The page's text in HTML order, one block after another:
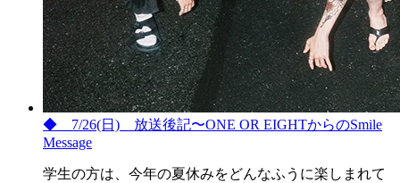
◆ 7/26(日) 放送後記〜ONE OR EIGHTからのSmile
Message
学生の方は、今年の夏休みをどんなふうに楽しまれて